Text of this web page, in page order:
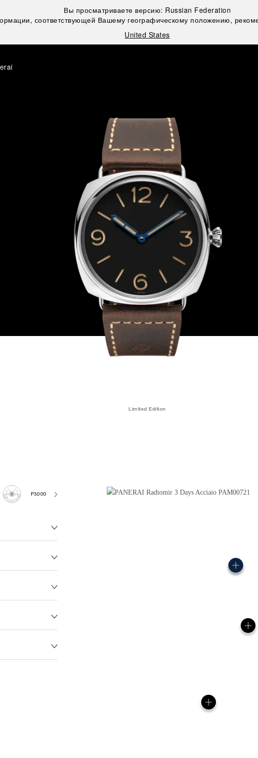
Вы просматриваете версию: Russian Federation
соответствующей Вашему географическому положению,
United States
Limited Edition
P3000